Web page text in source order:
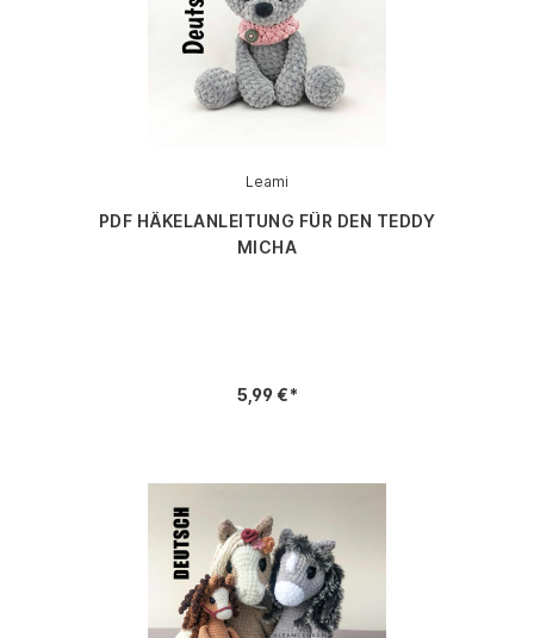
Leami
PDF HÄKELANLEITUNG FÜR DEN TEDDY
MICHA
5,99 €*